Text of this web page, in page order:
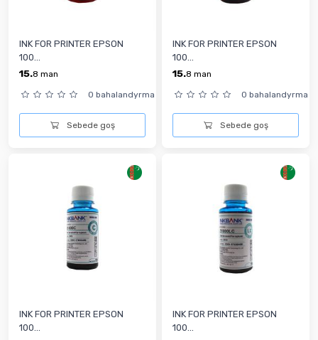
INK FOR PRINTER EPSON
100...
15.8 man
0 bahalandyrma
Sebede goş
INK FOR PRINTER EPSON
100...
15.8 man
0 bahalandyrma
Sebede goş
INK FOR PRINTER EPSON
100...
INK FOR PRINTER EPSON
100...